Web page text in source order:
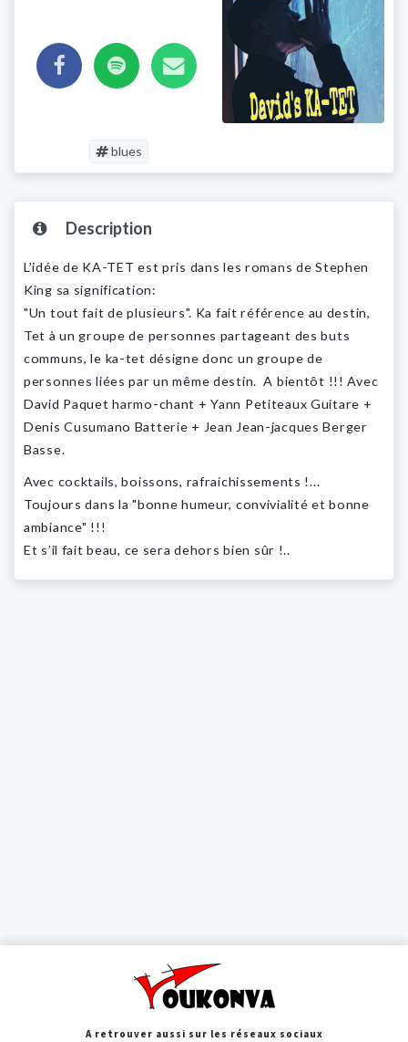
blues
Description
L’idée de KA-TET est pris dans les romans de Stephen
King sa signification:
"Un tout fait de plusieurs". Ka fait référence au destin,
Tet à un groupe de personnes partageant des buts
communs, le ka-tet désigne donc un groupe de
personnes liées par un même destin. A bientôt !!! Avec
David Paquet harmo-chant + Yann Petiteaux Guitare +
Denis Cusumano Batterie + Jean Jean-jacques Berger
Basse.
Avec cocktails, boissons, rafraichissements !...
Toujours dans la "bonne humeur, convivialité et bonne
ambiance" !!!
Et s’il fait beau, ce sera dehors bien sûr !..
A retrouver aussi sur les réseaux sociaux